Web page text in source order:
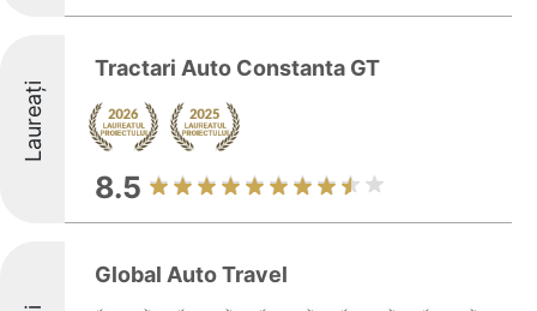
Laureați
Tractari Auto Constanta GT
8.5
Global Auto Travel